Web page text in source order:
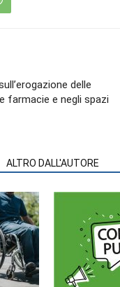
delle
farmacie e negli spazi
ALTRO DALL'AUTORE